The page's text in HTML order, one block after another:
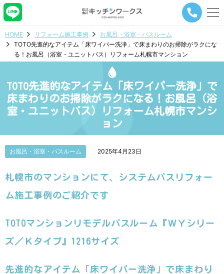
メ
ー
ビ
シ
ョ
ボ
ン
HOME リフォーム施工事例
お風呂・浴室・バスルーム
TOTO先進的なアイテム「床ワイパー洗浄」で床まわりのお掃除がラクにな
る！お風呂（浴室・ユニットバス）リフォーム札幌市マンション
TOTO先進的なアイテム「床ワイパー洗浄」で
床まわりのお掃除がラクになる！お風呂（浴
室・ユニットバス）リフォーム札幌市マンシ
ョン
お風呂・浴室・バスルーム 2025年4月23日
札幌市のマンションにて、システムバスリフォー
ム施工事例のご紹介です
TOTOマンションリモデルバスルーム『ＷＹシリー
ズ／Ｋタイプ』1216サイズ
先進的なアイテム「床ワイパー洗浄」で床まわり